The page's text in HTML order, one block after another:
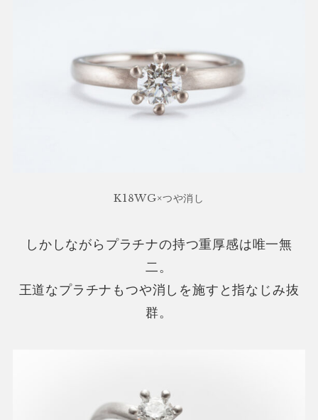
K18WG×つや消し
しかしながらプラチナの持つ重厚感は唯一無
二。
王道なプラチナもつや消しを施すと指なじみ抜
群。